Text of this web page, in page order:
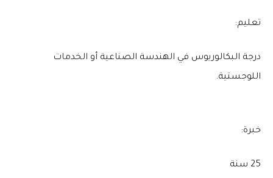
تعليم:
درجة البكالوريوس في الهندسة الصناعية أو الخدمات
اللوجستية.
خبرة:
25 سنة